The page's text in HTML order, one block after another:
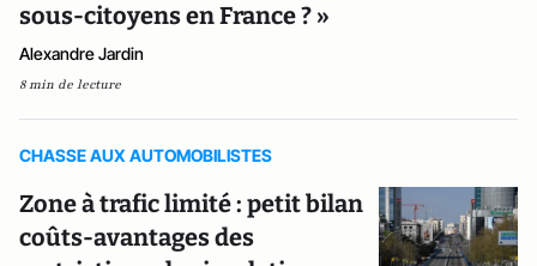
sous-citoyens en France ? »
Alexandre Jardin
8 min de lecture
CHASSE AUX AUTOMOBILISTES
Zone à trafic limité : petit bilan
coûts-avantages des